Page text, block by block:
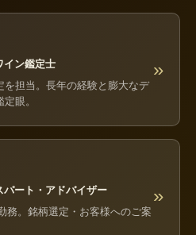
イン鑑定士
を担当。長年の経験と膨大なデ
眼。
»
ート・アドバイザー
務。銘柄選定・お客様へのご案
»